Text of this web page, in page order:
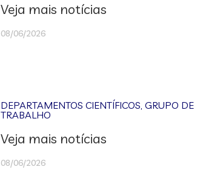
Veja mais notícias
08/06/2026
DEPARTAMENTOS CIENTÍFICOS,GRUPO DE
TRABALHO
Veja mais notícias
08/06/2026